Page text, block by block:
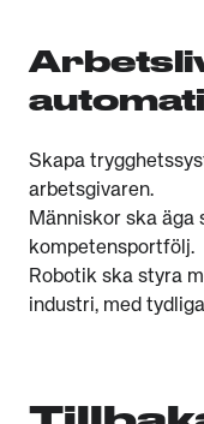
Skapa
arbetsgivaren.
Människor ska äga
kompetensportfölj.
Robotik ska styra
industri, med